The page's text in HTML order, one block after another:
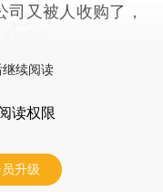
又被人收购了，
继续阅读
读权限
升级